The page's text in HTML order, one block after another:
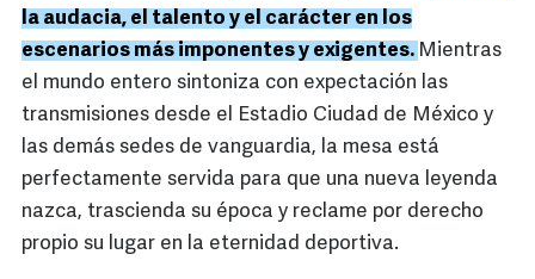
la audacia, el talento y el carácter en los
escenarios más imponentes y exigentes. Mientras
el mundo entero sintoniza con expectación las
transmisiones desde el Estadio Ciudad de México y
las demás sedes de vanguardia, la mesa está
perfectamente servida para que una nueva leyenda
nazca, trascienda su época y reclame por derecho
propio su lugar en la eternidad deportiva.